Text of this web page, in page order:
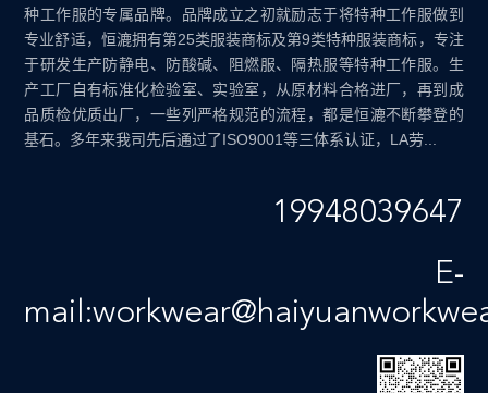
种工作服的专属品牌。品牌成立之初就励志于将特种工作服做到
专业舒适，恒漉拥有第25类服装商标及第9类特种服装商标，专注
于研发生产防静电、防酸碱、阻燃服、隔热服等特种工作服。生
产工厂自有标准化检验室、实验室，从原材料合格进厂，再到成
品质检优质出厂，一些列严格规范的流程，都是恒漉不断攀登的
基石。多年来我司先后通过了ISO9001等三体系认证，LA劳...
19948039647
E-